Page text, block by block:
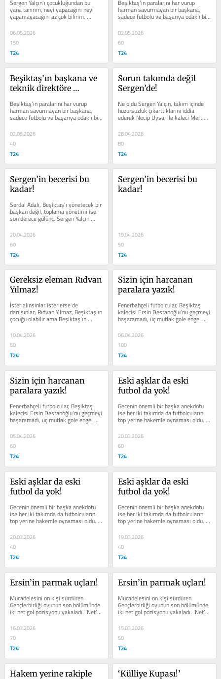
Sergen Yalçın’ı çocukluğundan bu
yana tanırım, neyi yapacağını neyi
yapamayacağını az çok bilirim.
Sergen Yalçın, sadece Beşiktaş...
06.05.2026
150
T24
Beşiktaş’ın paralarını har vurup
harman savurmayan bir başkana,
sadece futbolu ve başarıya odaklı bir
teknik adama ihtiyacı var…
02.05.2026
60
T24
Beşiktaş’ın başkana ve
teknik direktöre
Beşiktaş’ın paralarını har vurup
harman savurmayan bir başkana,
sadece futbolu ve başarıya odaklı bir
teknik adama ihtiyacı var…
02.05.2026
40
T24
Sorun takımda değil
Sergen’de!
Ne oldu Sergen Yalçın, takım içinde
huzursuzluk çıkarttıklarını iddia
ederek Necip Uysal ile kaleci Mert
Günok’un ipini çektin,...
28.04.2026
80
T24
Sergen’in becerisi bu
kadar!
Serdal Adalı, Beşiktaş’ı yönetecek bir
başkan değil, toplama yönetimi ise
son derece gülünç. Sergen Yalçın
gelecek sezon da...
20.04.2026
60
T24
Sergen’in becerisi bu
kadar!
19.04.2026
50
T24
Gereksiz eleman Rıdvan
Yılmaz!
İster alınsınlar isterlerse de
darılsınlar; Rıdvan Yılmaz, Beşiktaş’ın
çocuğu olabilir ama Beşiktaş’ın
oyuncusu olmadığı ortada…
10.04.2026
50
T24
Sizin için harcanan
paralara yazık!
Fenerbahçeli futbolcular, Beşiktaş
kalecisi Ersin Destanoğlu’nu geçmeyi
başaramadı, üç mutlak gole engel
oldu. Bu arada Ersin, sahada...
06.04.2026
100
T24
Sizin için harcanan
paralara yazık!
Fenerbahçeli futbolcular, Beşiktaş
kalecisi Ersin Destanoğlu’nu geçmeyi
başaramadı, üç mutlak gole engel
oldu. Bu arada Ersin, sahada...
05.04.2026
60
T24
Eski aşklar da eski
futbol da yok!
Gecenin önemli bir başka anekdotu
ise her iki takımda da futbolcuların
top yerine hakemle oynaması oldu.
Hakemi yanıltmak için rahatsız
edici...
20.03.2026
60
T24
Eski aşklar da eski
futbol da yok!
Gecenin önemli bir başka anekdotu
ise her iki takımda da futbolcuların
top yerine hakemle oynaması oldu.
Hakemi yanıltmak için rahatsız
edici...
20.03.2026
40
T24
Eski aşklar da eski
futbol da yok!
Gecenin önemli bir başka anekdotu
ise her iki takımda da futbolcuların
top yerine hakemle oynaması oldu.
Hakemi yanıltmak için rahatsız
edici...
19.03.2026
40
T24
Ersin’in parmak uçları!
Mücadelesini on kişi sürdüren
Gençlerbirliği oyunun son bölümünde
iki net gol pozisyonu yakaladı. ‘Net’
diyorum zira bunlar...
16.03.2026
70
T24
Ersin’in parmak uçları!
Mücadelesini on kişi sürdüren
Gençlerbirliği oyunun son bölümünde
iki net gol pozisyonu yakaladı. ‘Net’
diyorum zira bunlar...
15.03.2026
50
T24
Hakem yerine rakiple
‘Külliye Kupası!’